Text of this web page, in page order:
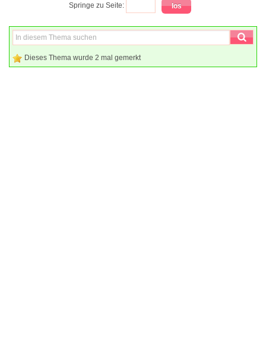
Springe zu Seite:
Dieses Thema wurde 2 mal gemerkt